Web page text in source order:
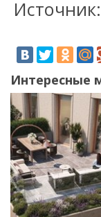
Интересные